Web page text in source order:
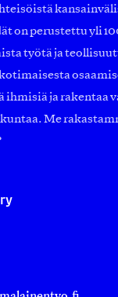
on perustettu yli
työtä ja
ihmisiä ja rakentaa
Me